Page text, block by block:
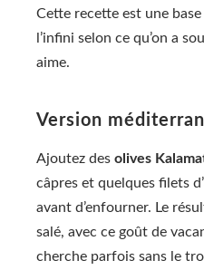
Cette recette est une
l’infini selon ce qu’on a
aime.
Version
Ajoutez des olives
câpres et quelques filets
avant d’enfourner. Le
salé, avec ce goût de
cherche parfois sans le